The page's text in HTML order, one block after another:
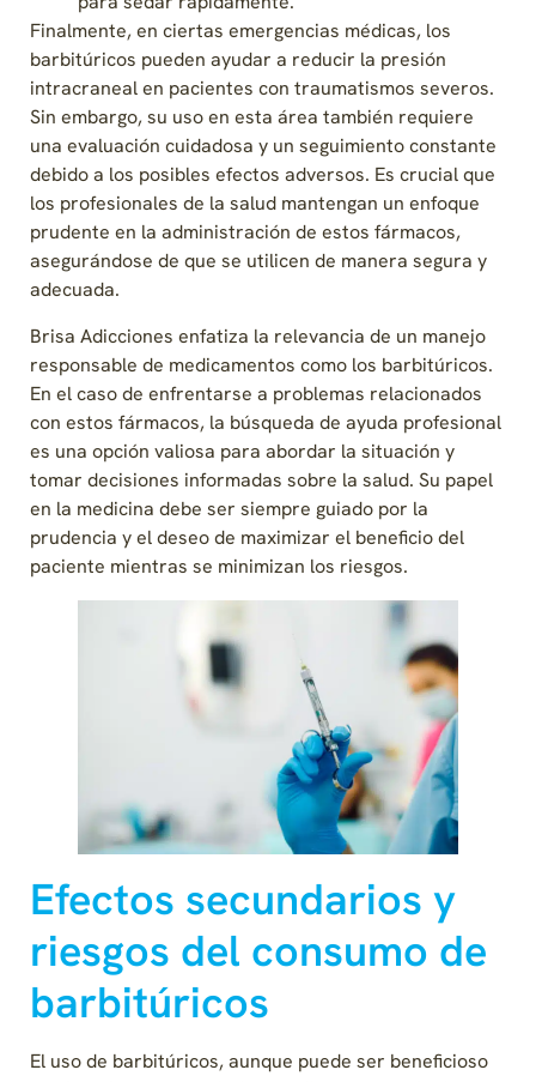
Finalmente, en ciertas emergencias médicas, los
barbitúricos pueden ayudar a reducir la presión
intracraneal en pacientes con traumatismos severos.
Sin embargo, su uso en esta área también requiere
una evaluación cuidadosa y un seguimiento constante
debido a los posibles efectos adversos. Es crucial que
los profesionales de la salud mantengan un enfoque
prudente en la administración de estos fármacos,
asegurándose de que se utilicen de manera segura y
adecuada.
Brisa Adicciones enfatiza la relevancia de un manejo
responsable de medicamentos como los barbitúricos.
En el caso de enfrentarse a problemas relacionados
con estos fármacos, la búsqueda de ayuda profesional
es una opción valiosa para abordar la situación y
tomar decisiones informadas sobre la salud. Su papel
en la medicina debe ser siempre guiado por la
prudencia y el deseo de maximizar el beneficio del
paciente mientras se minimizan los riesgos.
Efectos secundarios y
riesgos del consumo de
barbitúricos
El uso de barbitúricos, aunque puede ser beneficioso